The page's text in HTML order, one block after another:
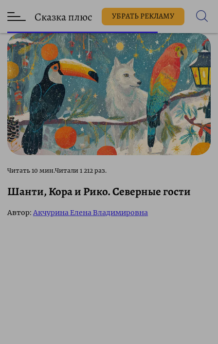
Сказка плюс УБРАТЬ РЕКЛАМУ
1 212 раз.
Шанти, Кора и Рико. Северные гости
Автор: Акчурина Елена Владимировна